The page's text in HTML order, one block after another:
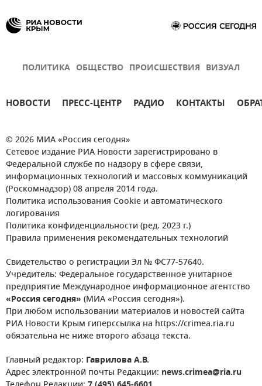
ПОЛИТИКА ОБЩЕСТВО ПРОИСШЕСТВИЯ ВИЗУАЛ
НОВОСТИ ПРЕСС-ЦЕНТР РАДИО КОНТАКТЫ
© 2026 МИА «Россия сегодня»
Сетевое издание РИА Новости зарегистрировано в
Федеральной службе по надзору в сфере связи,
информационных технологий и массовых коммуникаций
(Роскомнадзор) 08 апреля 2014 года.
Политика использования Cookie и автоматического
логирования
Политика конфиденциальности (ред. 2023 г.)
Правила применения рекомендательных технологий
Свидетельство о регистрации Эл № ФС77-57640.
Учредитель: Федеральное государственное унитарное
предприятие Международное информационное агентство
«Россия сегодня» (МИА «Россия сегодня»).
При любом использовании материалов и новостей сайта
РИА Новости Крым гиперссылка на https://crimea.ria.ru
обязательна не ниже второго абзаца текста.
Главный редактор: Гаврилова А.В.
Адрес электронной почты Редакции: news.crimea@ria.ru